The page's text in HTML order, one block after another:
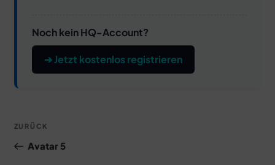
Noch kein HQ-Account?
➔ Jetzt kostenlos registrieren
Beitragsnavigation
Vorheriger
Beitrag
ZURÜCK
Avatar 5